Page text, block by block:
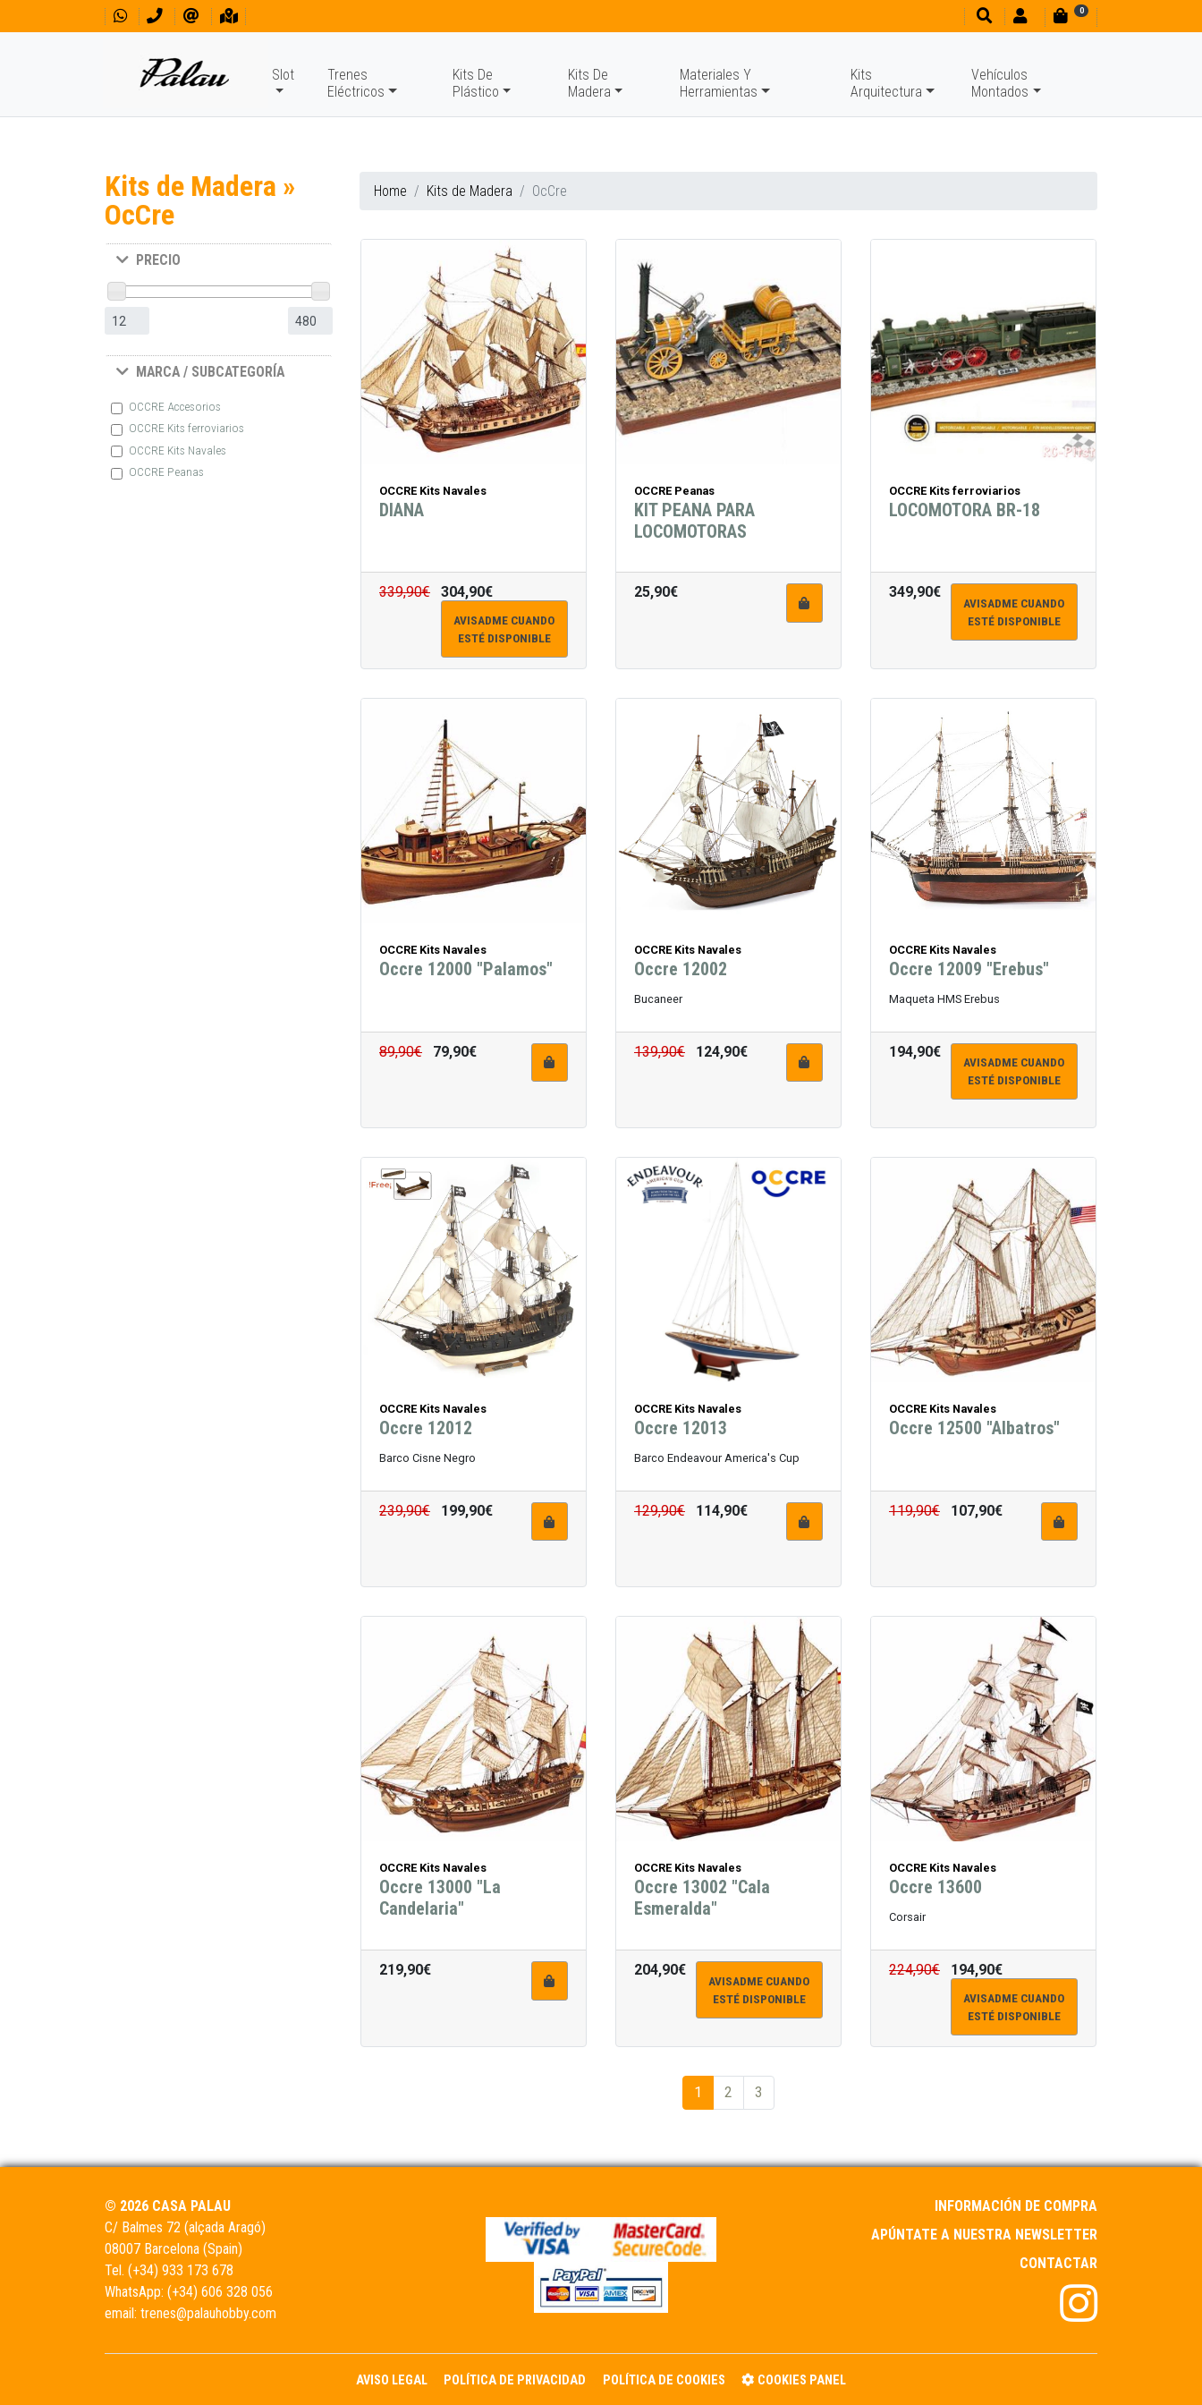
0
Slot
Trenes
Eléctricos
Kits De
Plástico
Kits De
Madera
Materiales Y
Herramientas
Kits
Arquitectura
Vehículos
Montados
Kits de Madera »
OcCre
PRECIO
MARCA / SUBCATEGORÍA
OCCRE Accesorios
OCCRE Kits ferroviarios
OCCRE Kits Navales
OCCRE Peanas
Home Kits de Madera OcCre
OCCRE Kits Navales
DIANA
339,90€ 304,90€
AVISADME CUANDO
ESTÉ DISPONIBLE
OCCRE Peanas
KIT PEANA PARA
LOCOMOTORAS
25,90€
OCCRE Kits ferroviarios
LOCOMOTORA BR-18
349,90€
AVISADME CUANDO
ESTÉ DISPONIBLE
OCCRE Kits Navales
Occre 12000 "Palamos"
89,90€ 79,90€
OCCRE Kits Navales
Occre 12002
Bucaneer
139,90€ 124,90€
OCCRE Kits Navales
Occre 12009 "Erebus"
Maqueta HMS Erebus
194,90€
AVISADME CUANDO
ESTÉ DISPONIBLE
OCCRE Kits Navales
Occre 12012
Barco Cisne Negro
239,90€ 199,90€
OCCRE Kits Navales
Occre 12013
Barco Endeavour America's Cup
129,90€ 114,90€
OCCRE Kits Navales
Occre 12500 "Albatros"
119,90€ 107,90€
OCCRE Kits Navales
Occre 13000 "La
Candelaria"
219,90€
OCCRE Kits Navales
Occre 13002 "Cala
Esmeralda"
204,90€
AVISADME CUANDO
ESTÉ DISPONIBLE
OCCRE Kits Navales
Occre 13600
Corsair
224,90€ 194,90€
AVISADME CUANDO
ESTÉ DISPONIBLE
1 2 3
© 2026 CASA PALAU
C/ Balmes 72 (alçada Aragó)
08007 Barcelona (Spain)
Tel. (+34) 933 173 678
WhatsApp: (+34) 606 328 056
email: trenes@palauhobby.com
INFORMACIÓN DE COMPRA
APÚNTATE A NUESTRA NEWSLETTER
CONTACTAR
AVISO LEGAL POLÍTICA DE PRIVACIDAD POLÍTICA DE COOKIES COOKIES PANEL